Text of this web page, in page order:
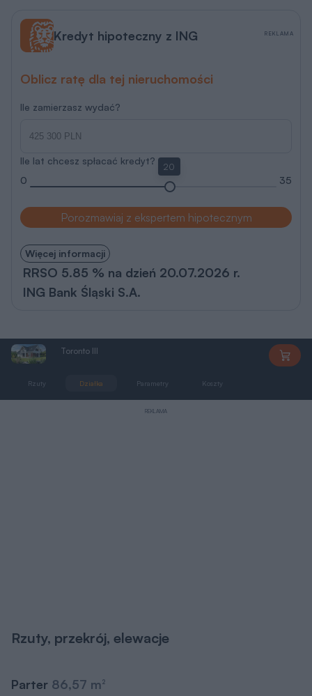
Kredyt hipoteczny z ING
Oblicz ratę dla tej nieruchomości
Ile zamierzasz wydać?
Ile lat chcesz spłacać kredyt?
0
20
35
Porozmawiaj z ekspertem hipotecznym
Więcej informacji
RRSO 5.85 % na dzień 20.07.2026 r.
ING Bank Śląski S.A.
REKLAMA
Toronto III
Rzuty Działka Parametry Koszty
REKLAMA
Rzuty, przekrój, elewacje
Parter 86,57 m2